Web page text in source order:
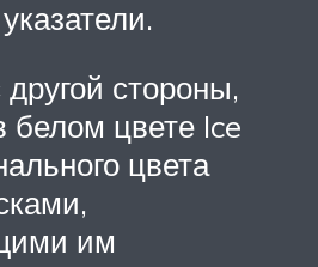
стороны,
белом цвете Ice
цвета
им